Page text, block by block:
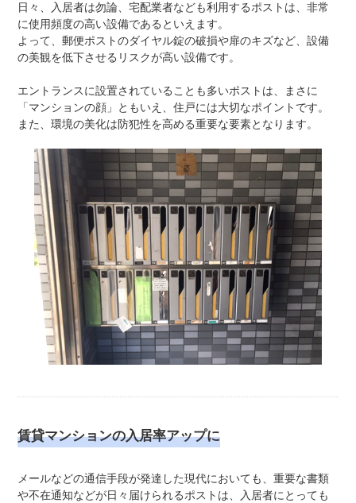
日々、入居者は勿論、宅配業者なども利用するポストは、非常
に使用頻度の高い設備であるといえます。
よって、郵便ポストのダイヤル錠の破損や扉のキズなど、設備
の美観を低下させるリスクが高い設備です。
エントランスに設置されていることも多いポストは、まさに
「マンションの顔」ともいえ、住戸には大切なポイントです。
また、環境の美化は防犯性を高める重要な要素となります。
賃貸マンションの入居率アップに
メールなどの通信手段が発達した現代においても、重要な書類
や不在通知などが日々届けられるポストは、入居者にとっても